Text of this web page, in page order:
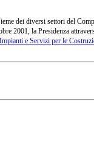
dei diversi settori del
2001, la Presidenza
e Servizi per le